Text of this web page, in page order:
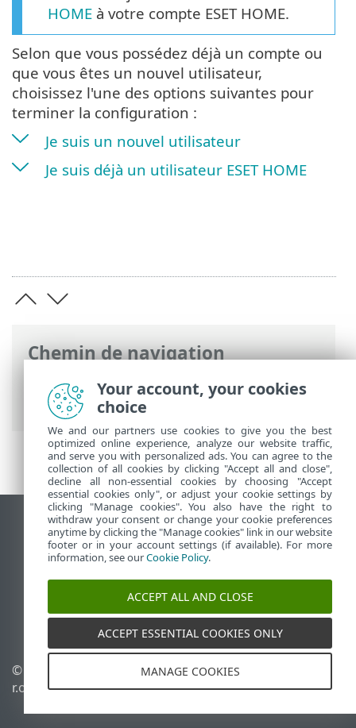
Chemin de navigation
Aide en ligne ESET>ESET HOME>Mise
en route
HOME à votre compte ESET HOME.
Selon que vous possédez déjà un compte ou
que vous êtes un nouvel utilisateur,
choisissez l'une des options suivantes pour
terminer la configuration :
Je suis un nouvel utilisateur
Je suis déjà un utilisateur ESET HOME
Afficher le site des postes de travail
End of Life
Base de connaissances ESET
Forum ESET
ESET Status Portal
Support régional
© 1992 - 2026 ESET, spol. s
r.o. - Tous droits réservés.
Politique relative aux
Your account, your cookies
choice
We and our partners use cookies to give you the best
optimized online experience, analyze our website traffic,
and serve you with personalized ads. You can agree to the
collection of all cookies by clicking "Accept all and close",
decline all non-essential cookies by choosing "Accept
essential cookies only", or adjust your cookie settings by
clicking "Manage cookies". You also have the right to
withdraw your consent or change your cookie preferences
anytime by clicking the "Manage cookies" link in our website
footer or in your account settings (if available). For more
information, see ourCookie Policy.
ACCEPT ALL AND CLOSE
ACCEPT ESSENTIAL COOKIES ONLY
MANAGE COOKIES